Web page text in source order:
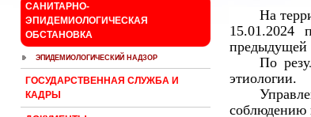
САНИТАРНО-
ЭПИДЕМИОЛОГИЧЕСКАЯ
ОБСТАНОВКА
ЭПИДЕМИОЛОГИЧЕСКИЙ НАДЗОР
ГОСУДАРСТВЕННАЯ СЛУЖБА И
КАДРЫ
На
15.01.2024
предыдущей
По
этиологии.
соблюдению